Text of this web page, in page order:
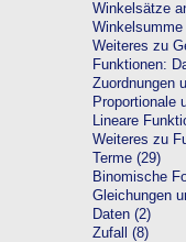
Winkelsätze
Weiteres zu
Funktionen:
Zuordnungen
Proportionale
Lineare
Weiteres zu
Terme (29)
Binomische
Gleichungen
Daten (2)
Zufall (8)